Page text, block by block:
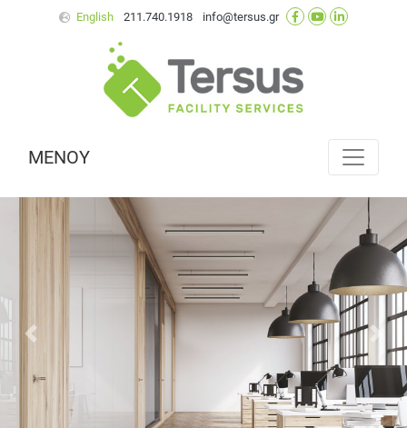
English 211.740.1918 info@tersus.gr
ΜΕΝΟΥ
Προηγούμενο